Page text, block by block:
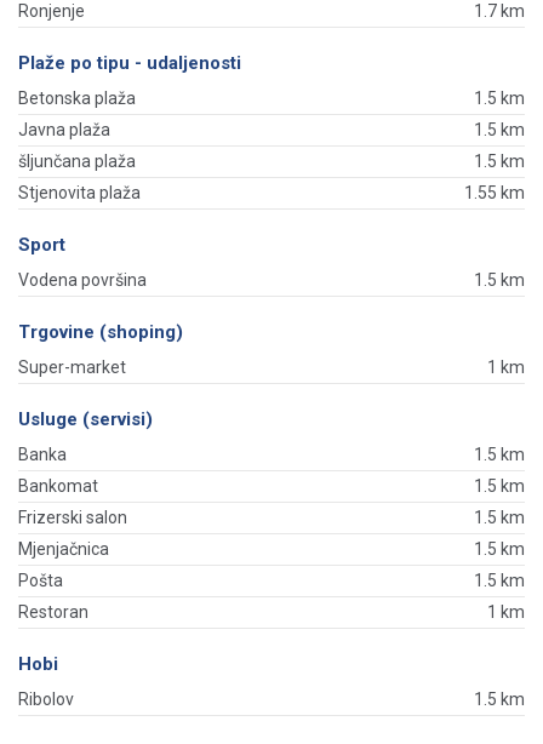
Ronjenje
1.7 km
Plaže po tipu - udaljenosti
Betonska plaža
1.5 km
Javna plaža
1.5 km
šljunčana plaža
1.5 km
Stjenovita plaža
1.55 km
Sport
Vodena površina 1.5 km
Trgovine (shoping)
Super-market 1 km
Usluge (servisi)
Banka
1.5 km
Bankomat
1.5 km
Frizerski salon
1.5 km
Mjenjačnica
1.5 km
Pošta
1.5 km
Restoran
1 km
Hobi
Ribolov 1.5 km